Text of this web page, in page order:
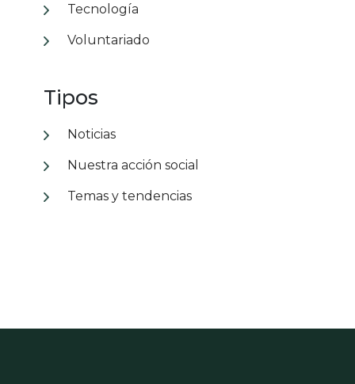
Tecnología
Voluntariado
Tipos
Noticias
Nuestra acción social
Temas y tendencias